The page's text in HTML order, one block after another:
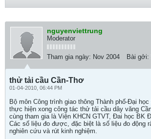
nguyenviettrung
Moderator
Tham gia ngày: Nov 2004 Bài gởi:
thử tải cầu Cần-Thơ
01-04-2010, 06:44 PM
Bộ môn Công trình giao thông Thành phố-Đại
thực hiện xong công tác thử tải cầu dây văng
cùng tham gia là Viện KHCN GTVT, Đai học BK
Các số liệu đo được, đặc biệt là số liệu đo động
nghiên cứu và rút kinh nghiệm.